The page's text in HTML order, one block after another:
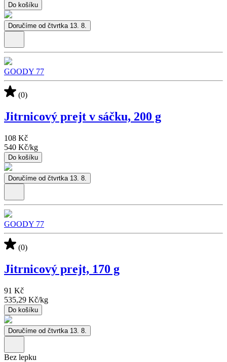
Do košíku
Doručíme od čtvrtka 13. 8.
GOODY 77
(0)
Jitrnicový prejt v sáčku, 200 g
108 Kč
540 Kč/kg
Do košíku
Doručíme od čtvrtka 13. 8.
GOODY 77
(0)
Jitrnicový prejt, 170 g
91 Kč
535,29 Kč/kg
Do košíku
Doručíme od čtvrtka 13. 8.
Bez lepku